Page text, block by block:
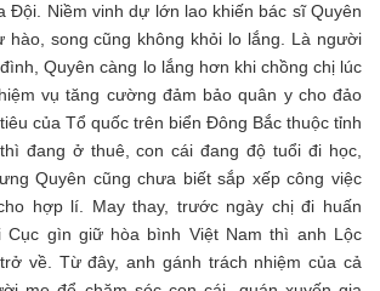
Đội. Niềm vinh dự lớn lao khiến bác sĩ Quyên
hào, song cũng không khỏi lo lắng. Là người
Quyên càng lo lắng hơn khi chồng chị lúc
vụ tăng cường đảm bảo quân y cho đảo
của Tổ quốc trên biển Đông Bắc thuộc tỉnh
đang ở thuê, con cái đang độ tuổi đi học,
Quyên cũng chưa biết sắp xếp công việc
hợp lí. May thay, trước ngày chị đi huấn
Cục gìn giữ hòa bình Việt Nam thì anh Lộc
về. Từ đây, anh gánh trách nhiệm của cả